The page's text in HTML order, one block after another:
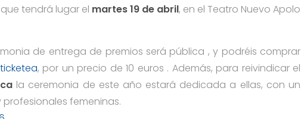
tendrá lugar el martes 19 de abril, en el Teatro Nuevo Apolo
de entrega de premios será pública , y podréis comprar
ticketea, por un precio de 10 euros . Además, para reivindicar el
la ceremonia de este año estará dedicada a ellas, con un
femeninas.